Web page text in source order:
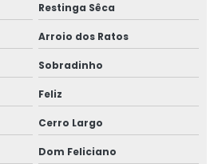
Restinga Sêca
Arroio dos Ratos
Sobradinho
Feliz
Cerro Largo
Dom Feliciano